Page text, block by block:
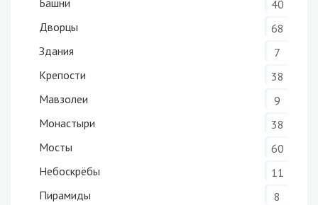
Башни
40
Дворцы
68
Здания
7
Крепости
38
Мавзолеи
9
Монастыри
38
Мосты
60
Небоскрёбы
11
Пирамиды
8